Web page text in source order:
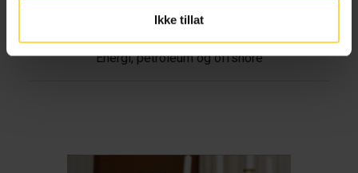
Ikke tillat
Energi, petroleum og offshore